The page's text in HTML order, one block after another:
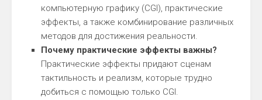
компьютерную графику (CGI), практические
эффекты, а также комбинирование различных
методов для достижения реальности.
Почему практические эффекты важны?
Практические эффекты придают сценам
тактильность и реализм, которые трудно
добиться с помощью только CGI.